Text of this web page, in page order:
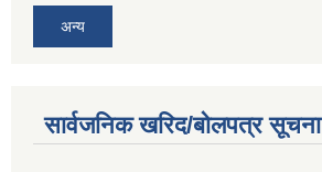
अन्य
सार्वजनिक खरिद/बोलपत्र सूचना